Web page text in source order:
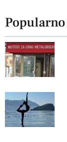
Popularno